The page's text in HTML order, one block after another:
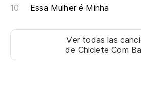
Essa Mulher é Minha
Ver todas las
de Chiclete Com